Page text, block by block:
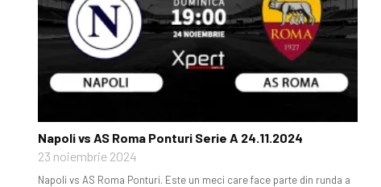
Napoli vs AS Roma Ponturi Serie A 24.11.2024
23 noiembrie 2024
Napoli vs AS Roma Ponturi. Este un meci care face parte din runda a